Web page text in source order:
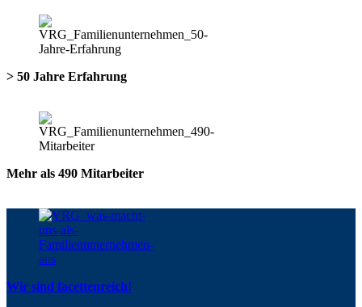
> 50 Jahre Erfahrung
Mehr als 490 Mitarbeiter
Wir sind facettenreich!